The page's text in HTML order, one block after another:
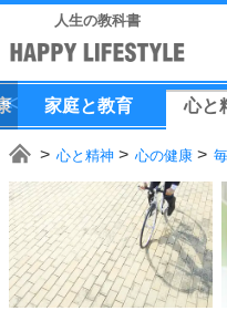
人生の教科書
家庭と教育 心と
心と精神 心の健康